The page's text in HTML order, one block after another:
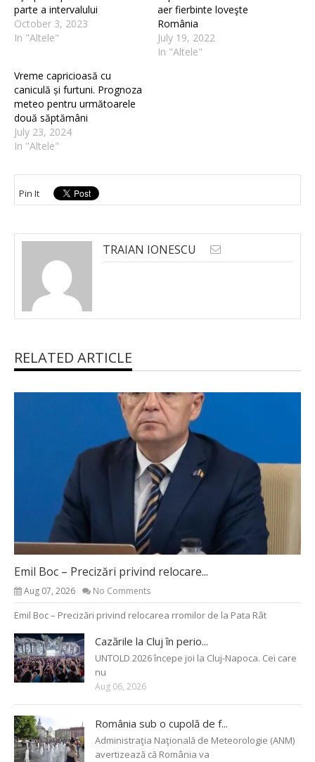
parte a intervalului
October 3, 2023
In "Altele"
aer fierbinte loveşte
România
July 19, 2022
In "Altele"
Vreme capricioasă cu
caniculă și furtuni. Prognoza
meteo pentru următoarele
două săptămâni
July 23, 2024
In "Altele"
Pin It
TRAIAN IONESCU
RELATED ARTICLE
Emil Boc – Precizări privind relocare...
Aug 07, 2026 No Comments
Emil Boc – Precizări privind relocarea rromilor de la Pata Rât
Cazările la Cluj în perio...
UNTOLD 2026 începe joi la Cluj-Napoca. Cei care
nu
Aug 06, 2026
România sub o cupolă de f...
Administraţia Naţională de Meteorologie (ANM)
avertizează că România va